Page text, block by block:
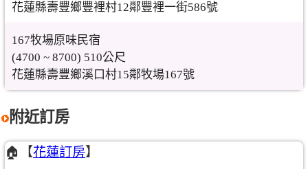
花蓮縣壽豐鄉豐裡村12鄰豐裡一街586號
167牧場原味民宿
(4700 ~ 8700) 510公尺
花蓮縣壽豐鄉溪口村15鄰牧場167號
附近訂房
🏠【花蓮訂房】